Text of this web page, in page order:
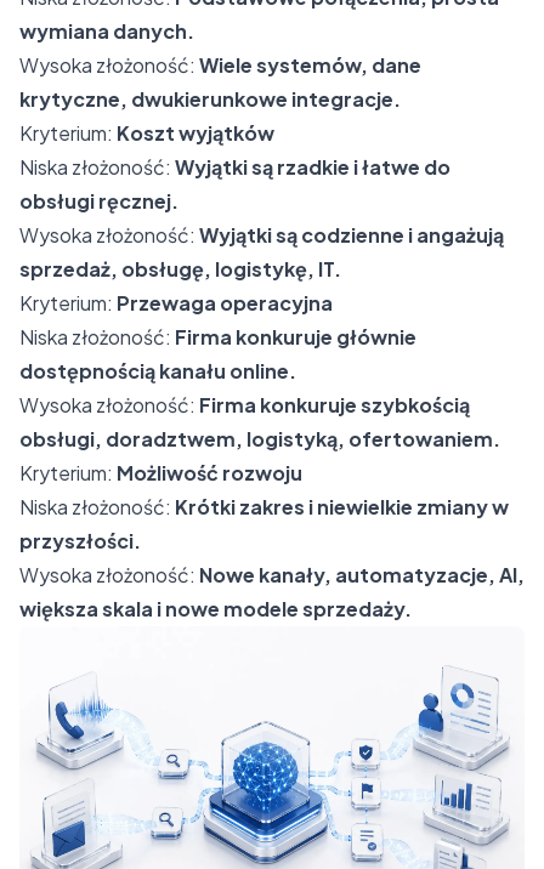
wymiana danych.
Wysoka złożoność: Wiele systemów, dane
krytyczne, dwukierunkowe integracje.
Kryterium: Koszt wyjątków
Niska złożoność: Wyjątki są rzadkie i łatwe do
obsługi ręcznej.
Wysoka złożoność: Wyjątki są codzienne i angażują
sprzedaż, obsługę, logistykę, IT.
Kryterium: Przewaga operacyjna
Niska złożoność: Firma konkuruje głównie
dostępnością kanału online.
Wysoka złożoność: Firma konkuruje szybkością
obsługi, doradztwem, logistyką, ofertowaniem.
Kryterium: Możliwość rozwoju
Niska złożoność: Krótki zakres i niewielkie zmiany w
przyszłości.
Wysoka złożoność: Nowe kanały, automatyzacje, AI,
większa skala i nowe modele sprzedaży.